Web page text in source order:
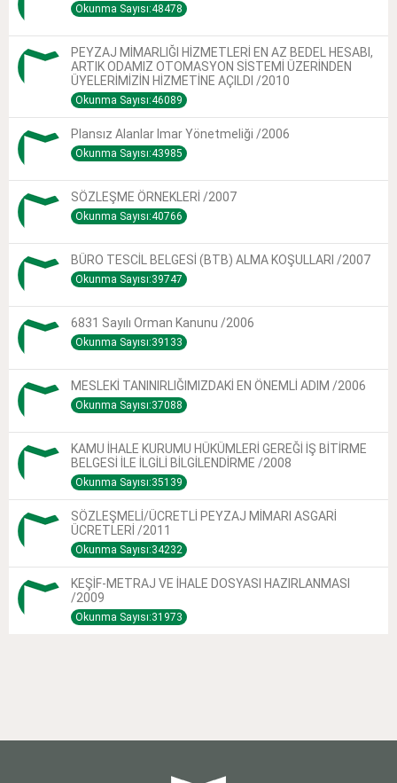
Okunma Sayısı:48478
PEYZAJ MİMARLIĞI HİZMETLERİ EN AZ BEDEL HESABI,
ARTIK ODAMIZ OTOMASYON SİSTEMİ ÜZERİNDEN
ÜYELERİMİZİN HİZMETİNE AÇILDI /2010
Okunma Sayısı:46089
Plansız Alanlar Imar Yönetmeliği /2006
Okunma Sayısı:43985
SÖZLEŞME ÖRNEKLERİ /2007
Okunma Sayısı:40766
BÜRO TESCİL BELGESİ (BTB) ALMA KOŞULLARI /2007
Okunma Sayısı:39747
6831 Sayılı Orman Kanunu /2006
Okunma Sayısı:39133
MESLEKİ TANINIRLIĞIMIZDAKİ EN ÖNEMLİ ADIM /2006
Okunma Sayısı:37088
KAMU İHALE KURUMU HÜKÜMLERİ GEREĞİ İŞ BİTİRME
BELGESİ İLE İLGİLİ BİLGİLENDİRME /2008
Okunma Sayısı:35139
SÖZLEŞMELİ/ÜCRETLİ PEYZAJ MİMARI ASGARİ
ÜCRETLERİ /2011
Okunma Sayısı:34232
KEŞİF-METRAJ VE İHALE DOSYASI HAZIRLANMASI
/2009
Okunma Sayısı:31973